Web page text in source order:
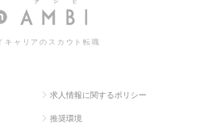
転職 求人情報
キャリアのスカウト転職
求人情報に関するポリシー
推奨環境